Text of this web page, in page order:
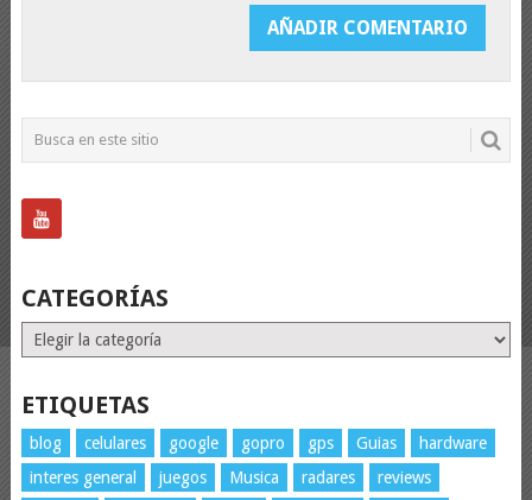
CATEGORÍAS
Categorías
ETIQUETAS
blog celulares google gopro gps Guias
hardware
interes general
juegos Musica radares
reviews